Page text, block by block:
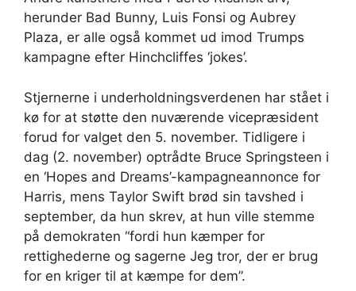
herunder Bad Bunny, Luis Fonsi og Aubrey
Plaza, er alle også kommet ud imod Trumps
kampagne efter Hinchcliffes ‘jokes’.
Stjernerne i underholdningsverdenen har stået i
kø for at støtte den nuværende vicepræsident
forud for valget den 5. november. Tidligere i
dag (2. november) optrådte Bruce Springsteen i
en ‘Hopes and Dreams’-kampagneannonce for
Harris, mens Taylor Swift brød sin tavshed i
september, da hun skrev, at hun ville stemme
på demokraten “fordi hun kæmper for
rettighederne og sagerne Jeg tror, ​​der er brug
for en kriger til at kæmpe for dem”.